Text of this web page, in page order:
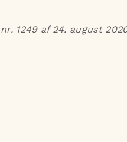
1249 af 24. august